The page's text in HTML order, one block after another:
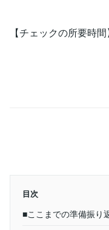
【チェックの所要時
目次
■ここまでの準備振り